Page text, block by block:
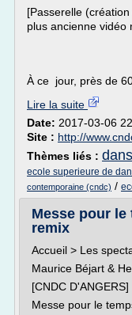
[Passerelle
plus ancienne vidéo
À ce jour, près de
Lire la suite
Date: 2017-03-06
Site : http://
Thèmes liés :
ecole superieure de
contemporaine (cndc) /
Messe pour le
remix
Accueil > Les
Maurice Béjart &
[CNDC D'ANGERS]
Messe pour le